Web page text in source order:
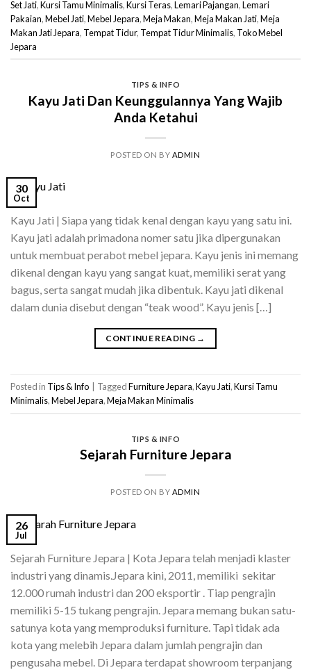
Set Jati,Kursi Tamu Minimalis,Kursi Teras,Lemari Pajangan,Lemari
Pakaian,Mebel Jati,Mebel Jepara,Meja Makan,Meja Makan Jati,Meja
Makan Jati Jepara, Tempat Tidur, Tempat Tidur Minimalis, Toko Mebel
Jepara
TIPS & INFO
Kayu Jati Dan Keunggulannya Yang Wajib
Anda Ketahui
POSTED ON BY ADMIN
30
Oct
Kayu Jati | Siapa yang tidak kenal dengan kayu yang satu ini.
Kayu jati adalah primadona nomer satu jika dipergunakan
untuk membuat perabot mebel jepara. Kayu jenis ini memang
dikenal dengan kayu yang sangat kuat, memiliki serat yang
bagus, serta sangat mudah jika dibentuk. Kayu jati dikenal
dalam dunia disebut dengan “teak wood”. Kayu jenis […]
CONTINUE READING →
Posted in Tips & Info TaggedFurniture Jepara,Kayu Jati,Kursi Tamu
Minimalis,Mebel Jepara,Meja Makan Minimalis
TIPS & INFO
Sejarah Furniture Jepara
POSTED ON BY ADMIN
26
Jul
Sejarah Furniture Jepara | Kota Jepara telah menjadi klaster
industri yang dinamis.Jepara kini, 2011, memiliki sekitar
12.000 rumah industri dan 200 eksportir . Tiap pengrajin
memiliki 5-15 tukang pengrajin. Jepara memang bukan satu-
satunya kota yang memproduksi furniture. Tapi tidak ada
kota yang melebih Jepara dalam jumlah pengrajin dan
pengusaha mebel. Di Jepara terdapat showroom terpanjang